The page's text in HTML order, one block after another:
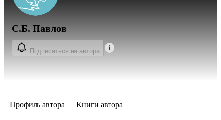
С.Б. Павлов
Подписаться на автора
Профиль автора Книги автора